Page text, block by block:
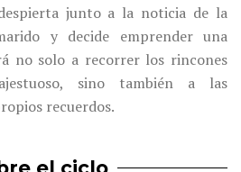
junto a la noticia de la
y decide emprender una
no solo a recorrer los rincones
sino también a las
recuerdos.